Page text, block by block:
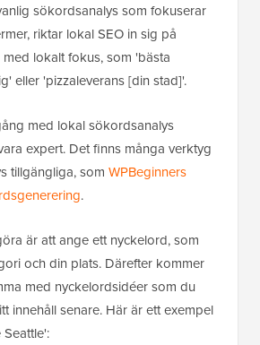
sökordsanalys som fokuserar
riktar lokal SEO in sig på
med lokalt fokus, som 'bästa
eller 'pizzaleverans [din stad]'.
med lokal sökordsanalys
expert. Det finns många verktyg
tillgängliga, som WPBeginners
.
är att ange ett nyckelord, som
och din plats. Därefter kommer
med nyckelordsidéer som du
innehåll senare. Här är ett exempel